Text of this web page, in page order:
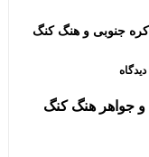
کره جنوبی و هنگ کنگ